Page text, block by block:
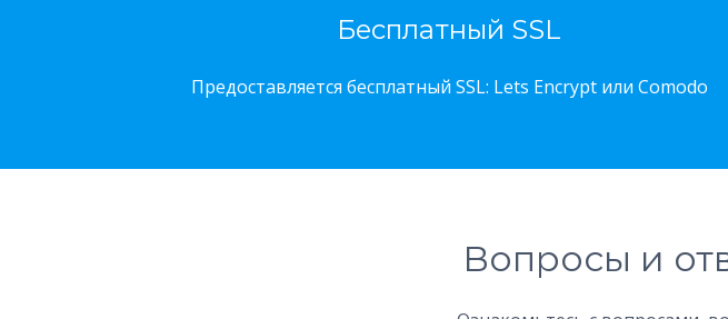
Бесплатный SSL
Предоставляется бесплатный SSL: Lets Encrypt или Comodo
Вопросы и